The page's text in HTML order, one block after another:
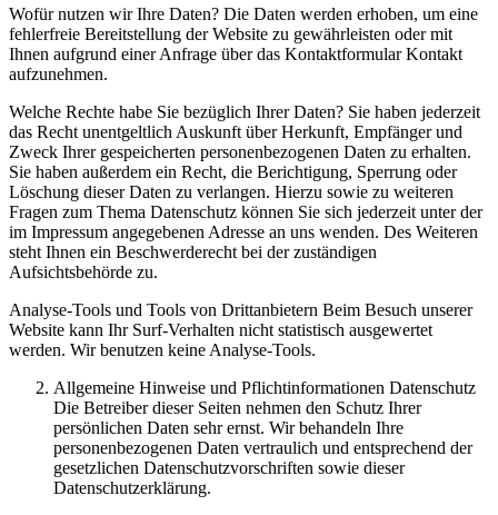
Wofür nutzen wir Ihre Daten? Die Daten werden erhoben, um eine
fehlerfreie Bereitstellung der Website zu gewährleisten oder mit
Ihnen aufgrund einer Anfrage über das Kontaktformular Kontakt
aufzunehmen.
Welche Rechte habe Sie bezüglich Ihrer Daten? Sie haben jederzeit
das Recht unentgeltlich Auskunft über Herkunft, Empfänger und
Zweck Ihrer gespeicherten personenbezogenen Daten zu erhalten.
Sie haben außerdem ein Recht, die Berichtigung, Sperrung oder
Löschung dieser Daten zu verlangen. Hierzu sowie zu weiteren
Fragen zum Thema Datenschutz können Sie sich jederzeit unter der
im Impressum angegebenen Adresse an uns wenden. Des Weiteren
steht Ihnen ein Beschwerderecht bei der zuständigen
Aufsichtsbehörde zu.
Analyse-Tools und Tools von Drittanbietern Beim Besuch unserer
Website kann Ihr Surf-Verhalten nicht statistisch ausgewertet
werden. Wir benutzen keine Analyse-Tools.
Allgemeine Hinweise und Pflichtinformationen Datenschutz
Die Betreiber dieser Seiten nehmen den Schutz Ihrer
persönlichen Daten sehr ernst. Wir behandeln Ihre
personenbezogenen Daten vertraulich und entsprechend der
gesetzlichen Datenschutzvorschriften sowie dieser
Datenschutzerklärung.